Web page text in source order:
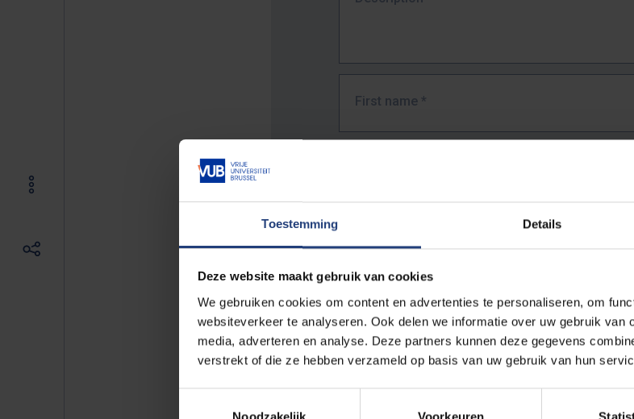
Toestemming Details
Deze website maakt gebruik van cookies
We gebruiken cookies om content en advertenties te personaliseren, om
websiteverkeer te analyseren. Ook delen we informatie over uw gebruik van
media, adverteren en analyse. Deze partners kunnen deze gegevens
verstrekt of die ze hebben verzameld op basis van uw gebruik van hun
First name *
The full URL of the page where you encountered the error.
E.g. https://www.vub.be/nl/studeren-aan-de-vub/alle-opleidingen